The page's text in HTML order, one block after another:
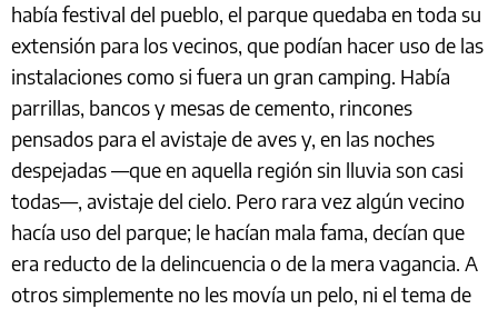
había festival del pueblo, el parque quedaba en toda su
extensión para los vecinos, que podían hacer uso de las
instalaciones como si fuera un gran camping. Había
parrillas, bancos y mesas de cemento, rincones
pensados para el avistaje de aves y, en las noches
despejadas —que en aquella región sin lluvia son casi
todas—, avistaje del cielo. Pero rara vez algún vecino
hacía uso del parque; le hacían mala fama, decían que
era reducto de la delincuencia o de la mera vagancia. A
otros simplemente no les movía un pelo, ni el tema de